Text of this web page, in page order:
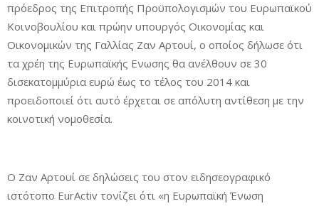
πρόεδρος της Επιτροπής Προϋπολογισμών του Ευρωπαϊκού
Κοινοβουλίου και πρώην υπουργός Οικονομίας και
Οικονομικών της Γαλλίας Ζαν Αρτουί, ο οποίος δήλωσε ότι
τα χρέη της Ευρωπαϊκής Ενωσης θα ανέλθουν σε 30
δισεκατομμύρια ευρώ έως το τέλος του 2014 και
προειδοποιεί ότι αυτό έρχεται σε απόλυτη αντίθεση με την
κοινοτική νομοθεσία.
Ο Ζαν Αρτουί σε δηλώσεις του στον ειδησεογραφικό
ιστότοπο EurActiv τονίζει ότι «η Ευρωπαϊκή Ένωση